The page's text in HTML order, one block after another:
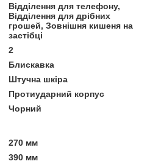
Відділення для телефону,
Відділення для дрібних
грошей, Зовнішня кишеня на
застібці
2
Блискавка
Штучна шкіра
Протиударний корпус
Чорний
270 мм
390 мм